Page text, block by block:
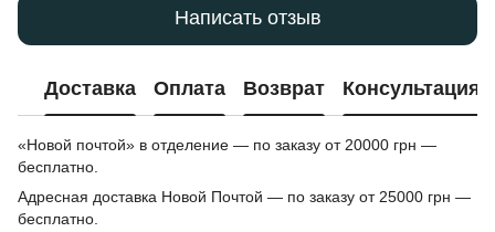
Написать отзыв
Доставка Оплата Возврат Консультация
«Новой почтой» в отделение — по заказу от 20000 грн —
бесплатно.
Адресная доставка Новой Почтой — по заказу от 25000 грн —
бесплатно.